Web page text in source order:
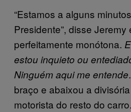
“Estamos a alguns
Presidente”, disse Jeremy
perfeitamente monótona.
estou inquieto ou
Ninguém aqui me entende
braço e abaixou a
motorista do resto do